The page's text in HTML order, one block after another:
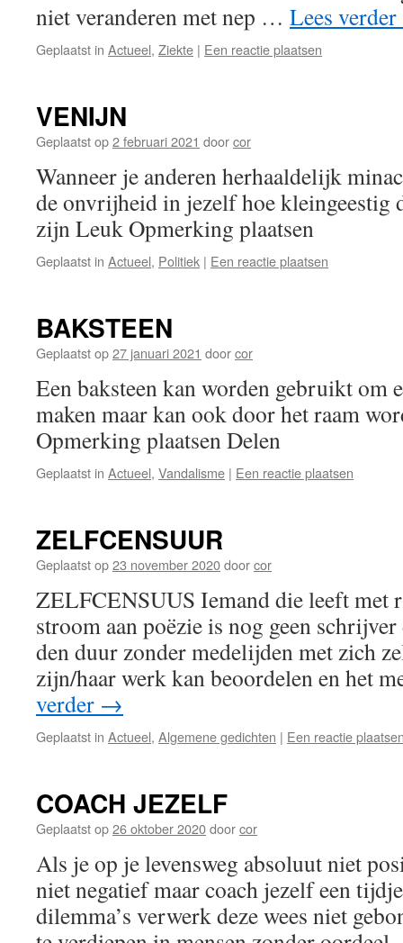
niet veranderen met nep … Lees verder
Geplaatst in Actueel, Ziekte | Een reactie plaatsen
VENIJN
Geplaatst op2 februari 2021 doorcor
Wanneer je anderen herhaaldelijk
de onvrijheid in jezelf hoe kleingeestig
zijn Leuk Opmerking plaatsen
Geplaatst in Actueel, Politiek | Een reactie plaatsen
BAKSTEEN
Geplaatst op27 januari 2021 doorcor
Een baksteen kan worden gebruikt om
maken maar kan ook door het raam
Opmerking plaatsen Delen
Geplaatst in Actueel, Vandalisme | Een reactie plaatsen
ZELFCENSUUR
Geplaatst op23 november 2020doorcor
ZELFCENSUUS Iemand die leeft met
stroom aan poëzie is nog geen
den duur zonder medelijden met zich
zijn/haar werk kan beoordelen en het
verder →
Geplaatst in Actueel, Algemene gedichten | Een reactie
COACH JEZELF
Geplaatst op26 oktober 2020doorcor
Als je op je levensweg absoluut niet
niet negatief maar coach jezelf een
dilemma’s verwerk deze wees niet